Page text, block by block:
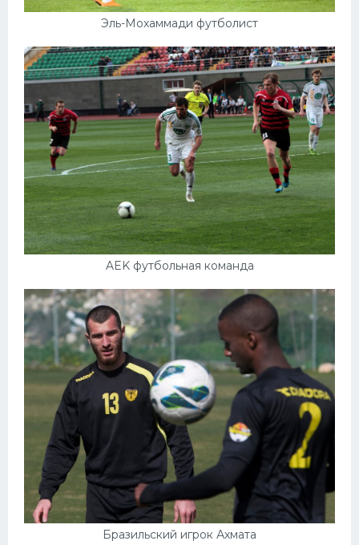
Эль-Мохаммади футболист
AEK футбольная команда
Бразильский игрок Ахмата